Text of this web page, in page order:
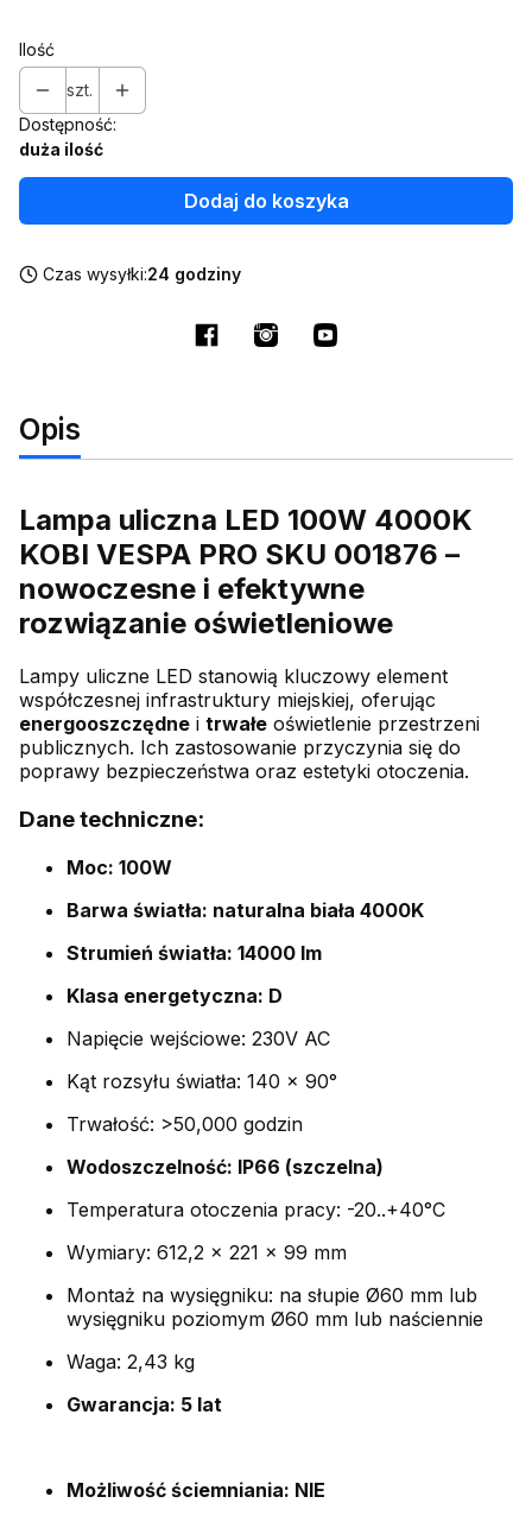
Ilość
szt.
Dostępność:
duża ilość
Dodaj do koszyka
Czas wysyłki:24 godziny
Opis
Lampa uliczna LED 100W 4000K
KOBI VESPA PRO SKU 001876 –
nowoczesne i efektywne
rozwiązanie oświetleniowe
Lampy uliczne LED stanowią kluczowy element
współczesnej infrastruktury miejskiej, oferując
energooszczędne i trwałe oświetlenie przestrzeni
publicznych. Ich zastosowanie przyczynia się do
poprawy bezpieczeństwa oraz estetyki otoczenia.
Dane techniczne:
Moc: 100W
Barwa światła: naturalna biała 4000K
Strumień światła: 14000 lm
Klasa energetyczna: D
Napięcie wejściowe: 230V AC
Kąt rozsyłu światła: 140 x 90°
Trwałość: >50,000 godzin
Wodoszczelność: IP66 (szczelna)
Temperatura otoczenia pracy: -20..+40°C
Wymiary: 612,2 x 221 x 99 mm
Montaż na wysięgniku: na słupie Ø60 mm lub
wysięgniku poziomym Ø60 mm lub naściennie
Waga: 2,43 kg
Gwarancja: 5 lat
Możliwość ściemniania: NIE